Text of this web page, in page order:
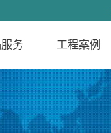
务
配料生
配电控
工程案例
合作案例